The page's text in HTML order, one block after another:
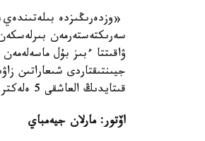
«وزدەرىڭىزدە
سەرىكتەستەرمەن
قىتايدىڭ العاشقى 5 ەلەكتر ستانساسىن قامتاماسىز ەتە باستايمىز»، - دەدى بوزىمبايەۆ.
اۆتور: مارلان جيەمباي